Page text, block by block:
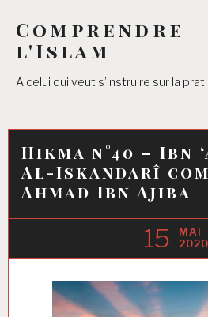
contenu
principal
Comprendre
l'Islam
A celui qui veut s’instruire sur la
Hikma n°40 – Ibn
Al-Iskandarî
Ahmad Ibn Ajiba
15
MAI
2020